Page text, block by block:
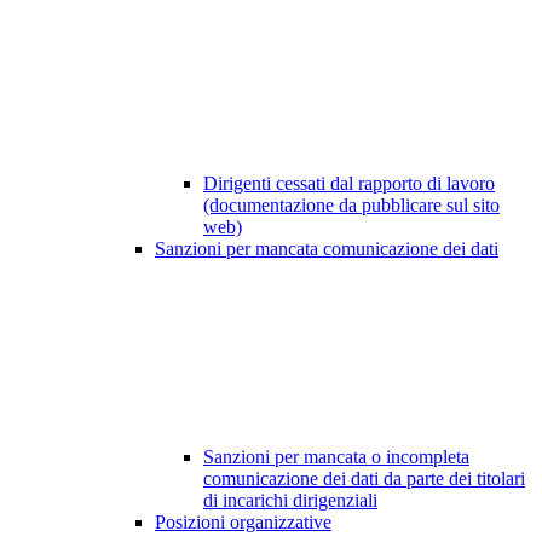
Dirigenti cessati dal rapporto di lavoro
(documentazione da pubblicare sul sito
web)
Sanzioni per mancata comunicazione dei dati
Sanzioni per mancata o incompleta
comunicazione dei dati da parte dei titolari
di incarichi dirigenziali
Posizioni organizzative